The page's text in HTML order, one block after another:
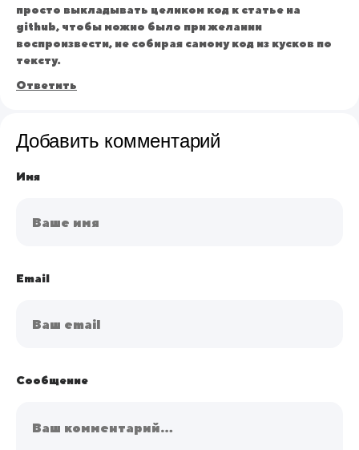
просто выкладывать целиком код к статье на
github, чтобы можно было при желании
воспроизвести, не собирая самому код из кусков по
тексту.
Ответить
Добавить комментарий
Имя
Email
Сообщение